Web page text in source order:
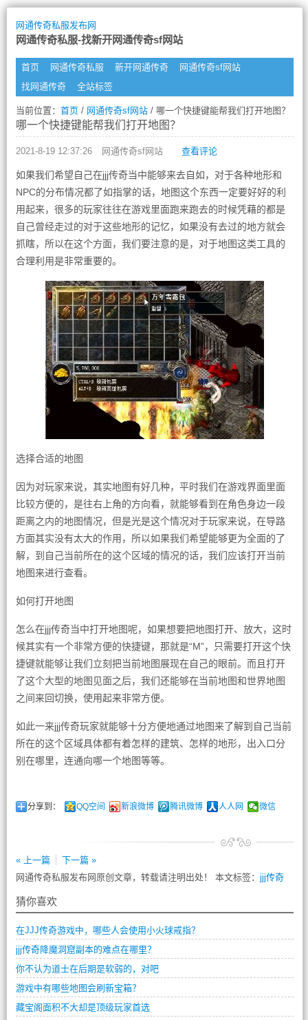
网通传奇私服发布网
网通传奇私服-找新开网通传奇sf网站
首页 网通传奇私服 新开网通传奇
网通传奇sf网站
找网通传奇
全站标签
当前位置： 首页/ 网通传奇sf网站/ 哪一个快捷键能帮我们打开地图？
哪一个快捷键能帮我们打开地图？
2021-8-19 12:37:26 网通传奇sf网站 查看评论
如果我们希望自己在jjj传奇当中能够来去自如，对于各种地形和
NPC的分布情况都了如指掌的话，地图这个东西一定要好好的利
用起来，很多的玩家往往在游戏里面跑来跑去的时候凭藉的都是
自己曾经走过的对于这些地形的记忆，如果没有去过的地方就会
抓瞎，所以在这个方面，我们要注意的是，对于地图这类工具的
合理利用是非常重要的。
选择合适的地图
因为对玩家来说，其实地图有好几种，平时我们在游戏界面里面
比较方便的，是往右上角的方向看，就能够看到在角色身边一段
距离之内的地图情况，但是光是这个情况对于玩家来说，在导路
方面其实没有太大的作用，所以如果我们希望能够更为全面的了
解，到自己当前所在的这个区域的情况的话，我们应该打开当前
地图来进行查看。
如何打开地图
怎么在jjj传奇当中打开地图呢，如果想要把地图打开、放大，这时
候其实有一个非常方便的快捷键，那就是“M”，只需要打开这个快
捷键就能够让我们立刻把当前地图展现在自己的眼前。而且打开
了这个大型的地图见面之后，我们还能够在当前地图和世界地图
之间来回切换，使用起来非常方便。
如此一来jjj传奇玩家就能够十分方便地通过地图来了解到自己当前
所在的这个区域具体都有着怎样的建筑、怎样的地形，出入口分
别在哪里，连通向哪一个地图等等。
分享到： QQ空间 新浪微博 腾讯微博 人人网 微信
« 上一篇
下一篇 »
网通传奇私服发布网原创文章，转载请注明出处！ 本文标签： jjj传奇
猜你喜欢
在JJJ传奇游戏中，哪些人会使用小火球戒指？
jjj传奇降魔洞窟副本的难点在哪里？
你不认为道士在后期是软弱的，对吧
游戏中有哪些地图会刷新宝箱？
藏宝阁面积不大却是顶级玩家首选